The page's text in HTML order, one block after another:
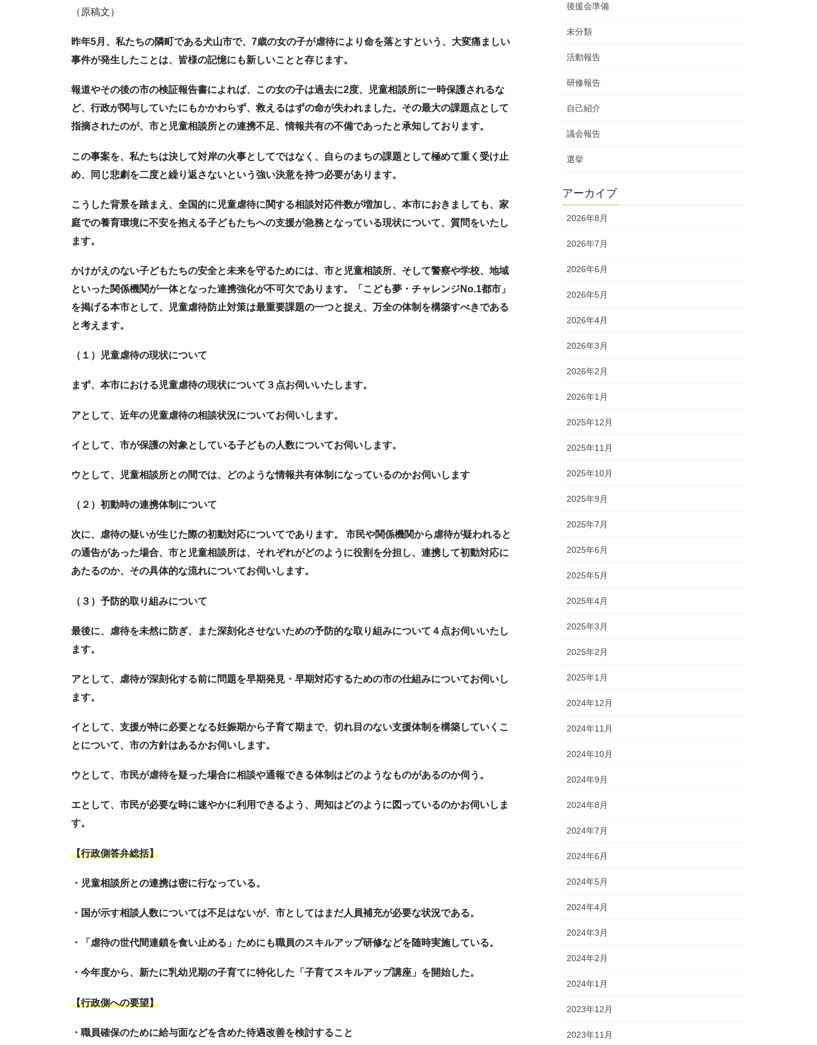
（原稿文）
昨年5月、私たちの隣町である犬山市で、7歳の女の子が虐待により命を落とすという、大変痛ましい
事件が発生したことは、皆様の記憶にも新しいことと存じます。
報道やその後の市の検証報告書によれば、この女の子は過去に2度、児童相談所に一時保護されるな
ど、行政が関与していたにもかかわらず、救えるはずの命が失われました。その最大の課題点として
指摘されたのが、市と児童相談所との連携不足、情報共有の不備であったと承知しております。
この事案を、私たちは決して対岸の火事としてではなく、自らのまちの課題として極めて重く受け止
め、同じ悲劇を二度と繰り返さないという強い決意を持つ必要があります。
こうした背景を踏まえ、全国的に児童虐待に関する相談対応件数が増加し、本市におきましても、家
庭での養育環境に不安を抱える子どもたちへの支援が急務となっている現状について、質問をいたし
ます。
かけがえのない子どもたちの安全と未来を守るためには、市と児童相談所、そして警察や学校、地域
といった関係機関が一体となった連携強化が不可欠であります。「こども夢・チャレンジNo.1都市」
を掲げる本市として、児童虐待防止対策は最重要課題の一つと捉え、万全の体制を構築すべきである
と考えます。
（１）児童虐待の現状について
まず、本市における児童虐待の現状について３点お伺いいたします。
アとして、近年の児童虐待の相談状況についてお伺いします。
イとして、市が保護の対象としている子どもの人数についてお伺いします。
ウとして、児童相談所との間では、どのような情報共有体制になっているのかお伺いします
（２）初動時の連携体制について
次に、虐待の疑いが生じた際の初動対応についてであります。 市民や関係機関から虐待が疑われると
の通告があった場合、市と児童相談所は、それぞれがどのように役割を分担し、連携して初動対応に
あたるのか、その具体的な流れについてお伺いします。
（３）予防的取り組みについて
最後に、虐待を未然に防ぎ、また深刻化させないための予防的な取り組みについて４点お伺いいたし
ます。
アとして、虐待が深刻化する前に問題を早期発見・早期対応するための市の仕組みについてお伺いし
ます。
イとして、支援が特に必要となる妊娠期から子育て期まで、切れ目のない支援体制を構築していくこ
とについて、市の方針はあるかお伺いします。
ウとして、市民が虐待を疑った場合に相談や通報できる体制はどのようなものがあるのか伺う。
エとして、市民が必要な時に速やかに利用できるよう、周知はどのように図っているのかお伺いしま
す。
【行政側答弁総括】
・児童相談所との連携は密に行なっている。
・国が示す相談人数については不足はないが、市としてはまだ人員補充が必要な状況である。
・「虐待の世代間連鎖を食い止める」ためにも職員のスキルアップ研修などを随時実施している。
・今年度から、新たに乳幼児期の子育てに特化した「子育てスキルアップ講座」を開始した。
【行政側への要望】
・職員確保のために給与面などを含めた待遇改善を検討すること
後援会準備
未分類
活動報告
研修報告
自己紹介
議会報告
選挙
アーカイブ
2026年8月
2026年7月
2026年6月
2026年5月
2026年4月
2026年3月
2026年2月
2026年1月
2025年12月
2025年11月
2025年10月
2025年9月
2025年7月
2025年6月
2025年5月
2025年4月
2025年3月
2025年2月
2025年1月
2024年12月
2024年11月
2024年10月
2024年9月
2024年8月
2024年7月
2024年6月
2024年5月
2024年4月
2024年3月
2024年2月
2024年1月
2023年12月
2023年11月